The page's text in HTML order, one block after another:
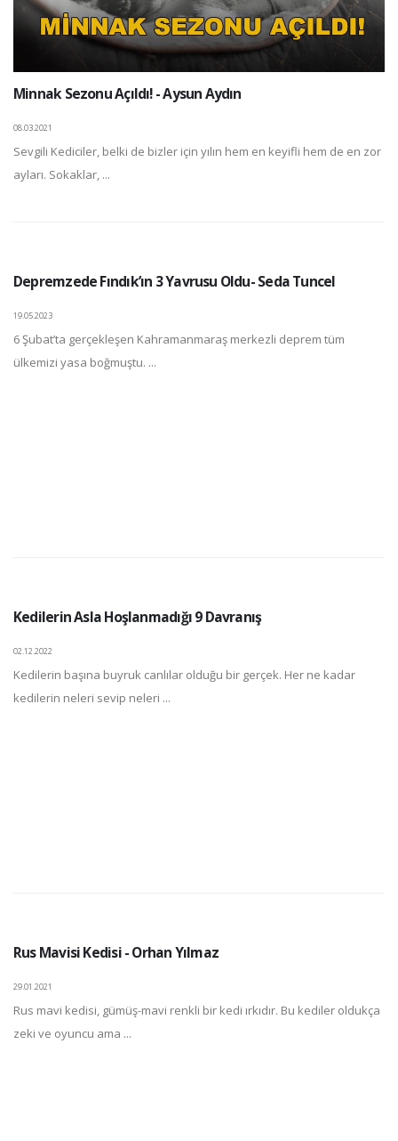
Minnak Sezonu Açıldı! - Aysun Aydın
08.03.2021
Sevgili Kediciler, belki de bizler için yılın hem en keyifli hem de en zor
ayları. Sokaklar, ...
Depremzede Fındık’ın 3 Yavrusu Oldu- Seda Tuncel
19.05.2023
6 Şubat’ta gerçekleşen Kahramanmaraş merkezli deprem tüm
ülkemizi yasa boğmuştu. ...
Kedilerin Asla Hoşlanmadığı 9 Davranış
02.12.2022
Kedilerin başına buyruk canlılar olduğu bir gerçek. Her ne kadar
kedilerin neleri sevip neleri ...
Rus Mavisi Kedisi - Orhan Yılmaz
29.01.2021
Rus mavi kedisi, gümüş-mavi renkli bir kedi ırkıdır. Bu kediler oldukça
zeki ve oyuncu ama ...